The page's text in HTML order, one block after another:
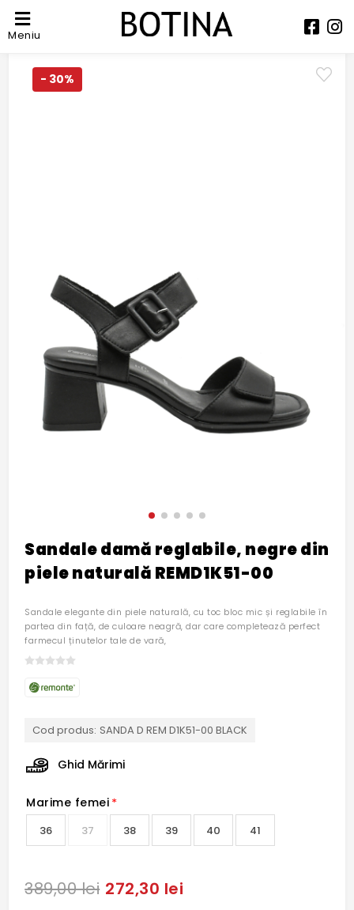
Meniu
- 30%
Sandale damă reglabile, negre din
piele naturală REMD1K51-00
Sandale elegante din piele naturală, cu toc bloc mic și reglabile în
partea din față, de culoare neagră, dar care completează perfect
farmecul ținutelor tale de vară,
Cod produs: SANDA D REM D1K51-00 BLACK
Ghid Mărimi
Marime femei *
36 37 38 39 40 41
389,00 lei 272,30 lei